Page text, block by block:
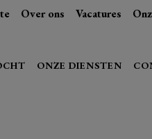
Over ons Vacatures
ONZE DIENSTEN